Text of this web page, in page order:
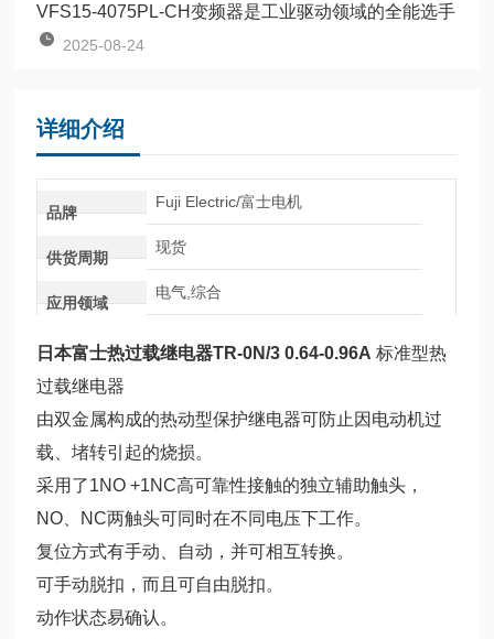
VFS15-4075PL-CH变频器是工业驱动领域的全能选手
2025-08-24
详细介绍
品牌
Fuji Electric/富士电机
供货周期
现货
应用领域
电气,综合
日本富士热过载继电器TR-0N/3 0.64-0.96A 标准型热
过载继电器
由双金属构成的热动型保护继电器可防止因电动机过
载、堵转引起的烧损。
采用了1NO +1NC高可靠性接触的独立辅助触头，
NO、NC两触头可同时在不同电压下工作。
复位方式有手动、自动，并可相互转换。
可手动脱扣，而且可自由脱扣。
动作状态易确认。